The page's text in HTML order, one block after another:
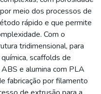
meio dos processos de
rápido e que permite
Com o
tridimensional, para
scaffolds de
e alumina com PLA
fabricação por filamento